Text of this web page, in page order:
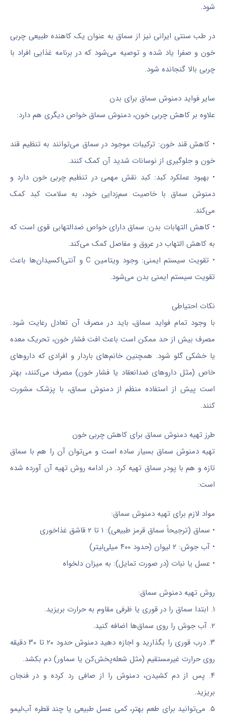
شود.
در طب سنتی ایرانی نیز از سماق به عنوان یک کاهنده طبیعی چربی
خون و صفرا یاد شده و توصیه می‌شود که در برنامه غذایی افراد با
چربی بالا گنجانده شود.
سایر فواید دمنوش سماق برای بدن
علاوه بر کاهش چربی خون، دمنوش سماق خواص دیگری هم دارد:
• کاهش قند خون: ترکیبات موجود در سماق می‌توانند به تنظیم قند
خون و جلوگیری از نوسانات شدید آن کمک کنند.
• بهبود عملکرد کبد: کبد نقش مهمی در تنظیم چربی خون دارد و
دمنوش سماق با خاصیت سم‌زدایی خود، به سلامت کبد کمک
می‌کند.
• کاهش التهابات بدن: سماق دارای خواص ضدالتهابی قوی است که
به کاهش التهاب در عروق و مفاصل کمک می‌کند.
• تقویت سیستم ایمنی: وجود ویتامین C و آنتی‌اکسیدان‌ها باعث
تقویت سیستم ایمنی بدن می‌شود.
نکات احتیاطی
با وجود تمام فواید سماق، باید در مصرف آن تعادل رعایت شود.
مصرف بیش از حد ممکن است باعث افت فشار خون، تحریک معده
یا خشکی گلو شود. همچنین خانم‌های باردار و افرادی که داروهای
خاص (مثل داروهای ضدانعقاد یا فشار خون) مصرف می‌کنند، بهتر
است پیش از استفاده منظم از دمنوش سماق، با پزشک مشورت
کنند.
طرز تهیه دمنوش سماق برای کاهش چربی خون
تهیه دمنوش سماق بسیار ساده است و می‌توان آن را هم با سماق
تازه و هم با پودر سماق تهیه کرد. در ادامه روش تهیه آن آورده شده
است:
مواد لازم برای تهیه دمنوش سماق:
• سماق (ترجیحاً سماق قرمز طبیعی): ۱ تا ۲ قاشق غذاخوری
• آب جوش: ۲ لیوان (حدود ۴۰۰ میلی‌لیتر)
• عسل یا نبات (در صورت تمایل): به میزان دلخواه
روش تهیه دمنوش سماق:
۱. ابتدا سماق را در قوری یا ظرفی مقاوم به حرارت بریزید.
۲. آب جوش را روی سماق‌ها اضافه کنید.
۳. درب قوری را بگذارید و اجازه دهید دمنوش حدود ۲۰ تا ۳۰ دقیقه
روی حرارت غیرمستقیم (مثل شعله‌پخش‌کن یا سماور) دم بکشد.
۴. پس از دم کشیدن، دمنوش را از صافی رد کرده و در فنجان
بریزید.
۵. می‌توانید برای طعم بهتر، کمی عسل طبیعی یا چند قطره آب‌لیمو